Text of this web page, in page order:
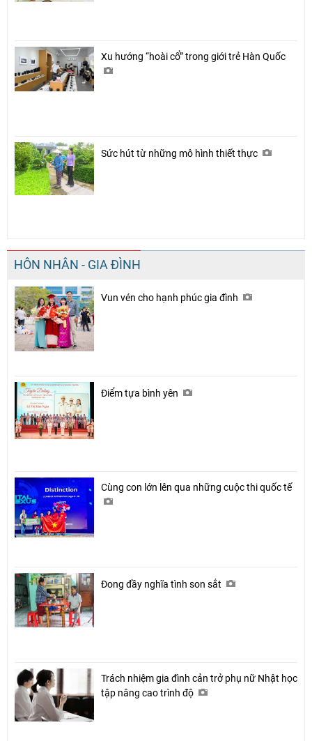
Xu hướng “hoài cổ” trong giới trẻ Hàn Quốc
Sức hút từ những mô hình thiết thực
HÔN NHÂN - GIA ĐÌNH
Vun vén cho hạnh phúc gia đình
Điểm tựa bình yên
Cùng con lớn lên qua những cuộc thi quốc tế
Đong đầy nghĩa tình son sắt
Trách nhiệm gia đình cản trở phụ nữ Nhật học
tập nâng cao trình độ